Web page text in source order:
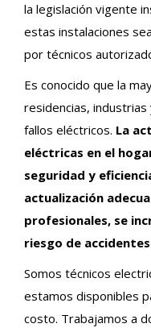
la legislación vigente
estas instalaciones
por técnicos
Es conocido que la
residencias,
fallos eléctricos. La
eléctricas en el
seguridad y
actualización
profesionales, se
riesgo de
Somos técnicos
estamos disponibles
costo. Trabajamos a